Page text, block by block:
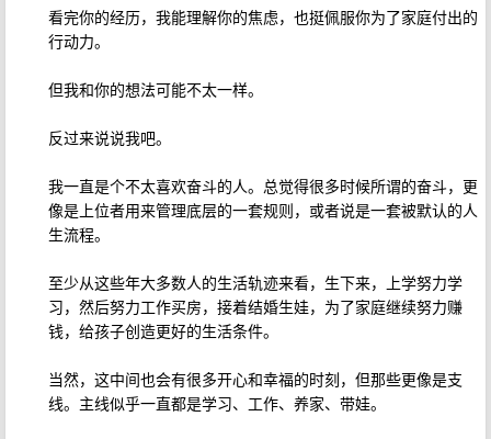
看完你的经历，我能理解你的焦虑，也挺佩服你为了家庭付出的
行动力。
但我和你的想法可能不太一样。
反过来说说我吧。
我一直是个不太喜欢奋斗的人。总觉得很多时候所谓的奋斗，更
像是上位者用来管理底层的一套规则，或者说是一套被默认的人
生流程。
至少从这些年大多数人的生活轨迹来看，生下来，上学努力学
习，然后努力工作买房，接着结婚生娃，为了家庭继续努力赚
钱，给孩子创造更好的生活条件。
当然，这中间也会有很多开心和幸福的时刻，但那些更像是支
线。主线似乎一直都是学习、工作、养家、带娃。